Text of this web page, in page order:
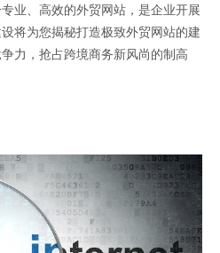
业、高效的外贸网站，是企业开展
将为您揭秘打造极致外贸网站的建
力，抢占跨境商务新风尚的制高